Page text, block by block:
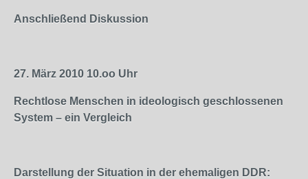
Anschließend Diskussion
27. März 2010 10.oo Uhr
Rechtlose Menschen in ideologisch geschlossenen
System – ein Vergleich
Darstellung der Situation in der ehemaligen DDR: